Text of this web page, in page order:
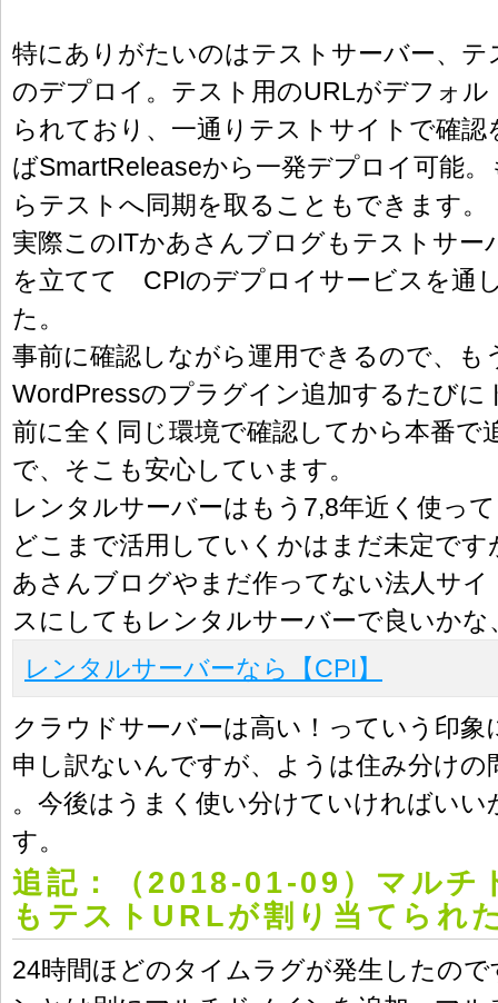
特にありがたいのはテストサーバー、テ
のデプロイ。テスト用のURLがデフォ
られており、一通りテストサイトで確
ばSmartReleaseから一発デプロイ可能
らテストへ同期を取ることもできます。
実際このITかあさんブログもテストサー
を立てて CPIのデプロイサービスを通
た。
事前に確認しながら運用できるので、も
WordPressのプラグイン追加するたびに
前に全く同じ環境で確認してから本番で
で、そこも安心しています。
レンタルサーバーはもう7,8年近く使っ
どこまで活用していくかはまだ未定で
あさんブログやまだ作ってない法人サ
スにしてもレンタルサーバーで良いか
レンタルサーバーなら【CPI】
クラウドサーバーは高い！っていう印象
申し訳ないんですが、ようは住み分けの
。今後はうまく使い分けていければいい
す。
追記：（2018-01-09）マルチ
もテストURLが割り当てられ
24時間ほどのタイムラグが発生したの